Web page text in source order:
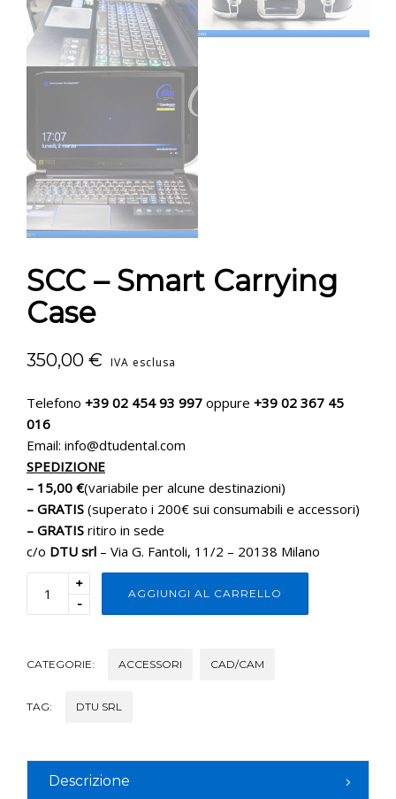
SCC – Smart Carrying
Case
350,00 € IVA esclusa
Telefono +39 02 454 93 997 oppure +39 02 367 45
016
Email: info@dtudental.com
SPEDIZIONE
– 15,00 €(variabile per alcune destinazioni)
– GRATIS (superato i 200€ sui consumabili e accessori)
– GRATIS ritiro in sede
c/o DTU srl – Via G. Fantoli, 11/2 – 20138 Milano
+
-
AGGIUNGI AL CARRELLO
CATEGORIE: ACCESSORI CAD/CAM
TAG: DTU SRL
Descrizione